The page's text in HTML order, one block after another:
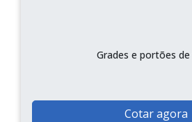
Grades e portões
Cotar agora